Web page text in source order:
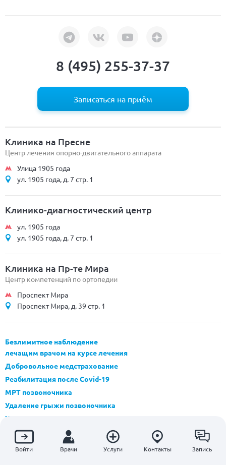
8 (495) 255-37-37
Записаться на приём
Клиника на Пресне
Центр лечения опорно-двигательного аппарата
Улица 1905 года
ул. 1905 года, д. 7 стр. 1
Клинико-диагностический центр
ул. 1905 года
ул. 1905 года, д. 7 стр. 1
Клиника на Пр-те Мира
Центр компетенций по ортопедии
Проспект Мира
Проспект Мира, д. 39 стр. 1
Безлимитное наблюдение
лечащим врачом на курсе лечения
Добровольное медстрахование
Реабилитация после Covid-19
МРТ позвоночника
Удаление грыжи позвоночника
Хирургические операции
Check Up обследование
Приложение Panacea
Войти Врачи Услуги Контакты Запись